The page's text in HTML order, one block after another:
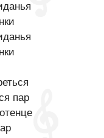
пар